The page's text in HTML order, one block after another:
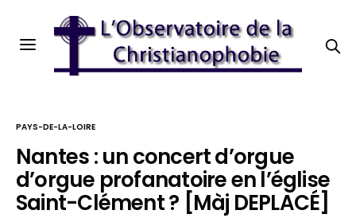
PAYS-DE-LA-LOIRE
Nantes : un concert d’orgue
d’orgue profanatoire en l’église
Saint-Clément ? [Màj DEPLACÉ]